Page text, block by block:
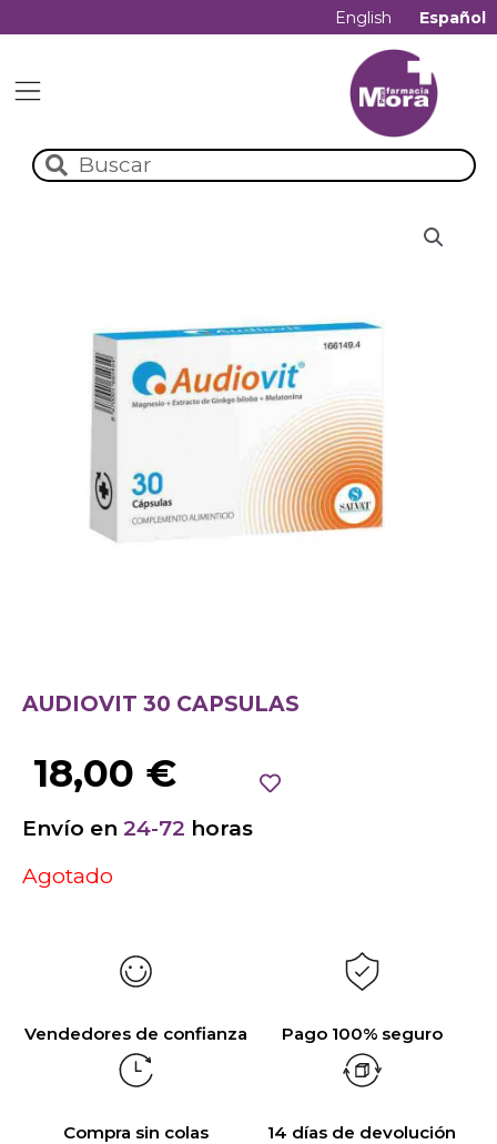
English Español
AUDIOVIT 30 CAPSULAS
18,00 €
Envío en 24-72 horas
Agotado
Vendedores de confianza Pago 100% seguro
Compra sin colas 14 días de devolución